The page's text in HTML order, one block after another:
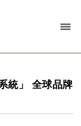
統」 全球品牌